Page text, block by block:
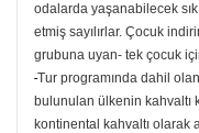
odalarda yaşanabilecek
etmiş sayılırlar. Çocuk
grubuna uyan- tek çocuk
-Tur programında dahil
bulunulan ülkenin kahvaltı
kontinental kahvaltı olarak